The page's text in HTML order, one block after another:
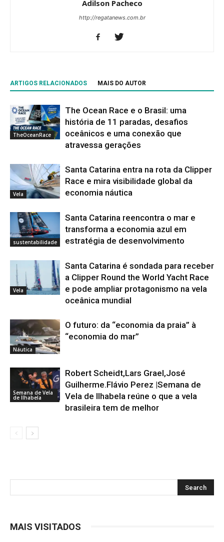
Adilson Pacheco
http://regatanews.com.br
ARTIGOS RELACIONADOS MAIS DO AUTOR
TheOceanRace
The Ocean Race e o Brasil: uma
história de 11 paradas, desafios
oceânicos e uma conexão que
atravessa gerações
Vela
Santa Catarina entra na rota da Clipper
Race e mira visibilidade global da
economia náutica
sustentabilidade
Santa Catarina reencontra o mar e
transforma a economia azul em
estratégia de desenvolvimento
Vela
Santa Catarina é sondada para receber
a Clipper Round the World Yacht Race
e pode ampliar protagonismo na vela
oceânica mundial
Náutica
O futuro: da “economia da praia” à
“economia do mar”
Semana de Vela
de Ilhabela
Robert Scheidt,Lars Grael,José
Guilherme.Flávio Perez |Semana de
Vela de Ilhabela reúne o que a vela
brasileira tem de melhor
MAIS VISITADOS